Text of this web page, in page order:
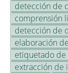
detección de
comprensión
detección de
elaboración
etiquetado de
extracción de